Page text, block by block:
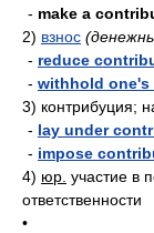
- make a
2) взнос
- reduce
- withhold
3) контрибуция;
- lay under
- impose
4) юр. участие в
ответственности
•